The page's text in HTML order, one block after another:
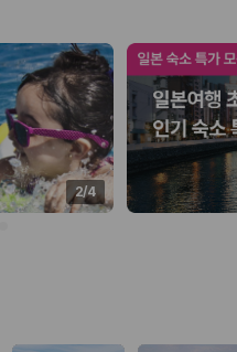
중형, 중형, SUV, 승합차 등 여행
니다.
, 슈퍼자차의 면책금과 보상 한
, 인수 위치, 반납 편의성을 함께
바로 예약할 수 있습니다.
건을 비교하세요
2/4